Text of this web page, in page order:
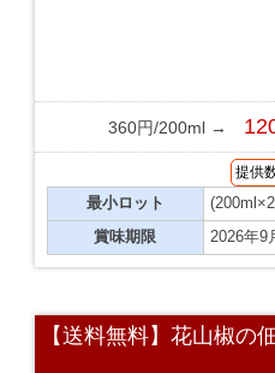
360円/200ml →
提供
最小ロット
賞味期限
2026年9
【送料無料】花山椒の